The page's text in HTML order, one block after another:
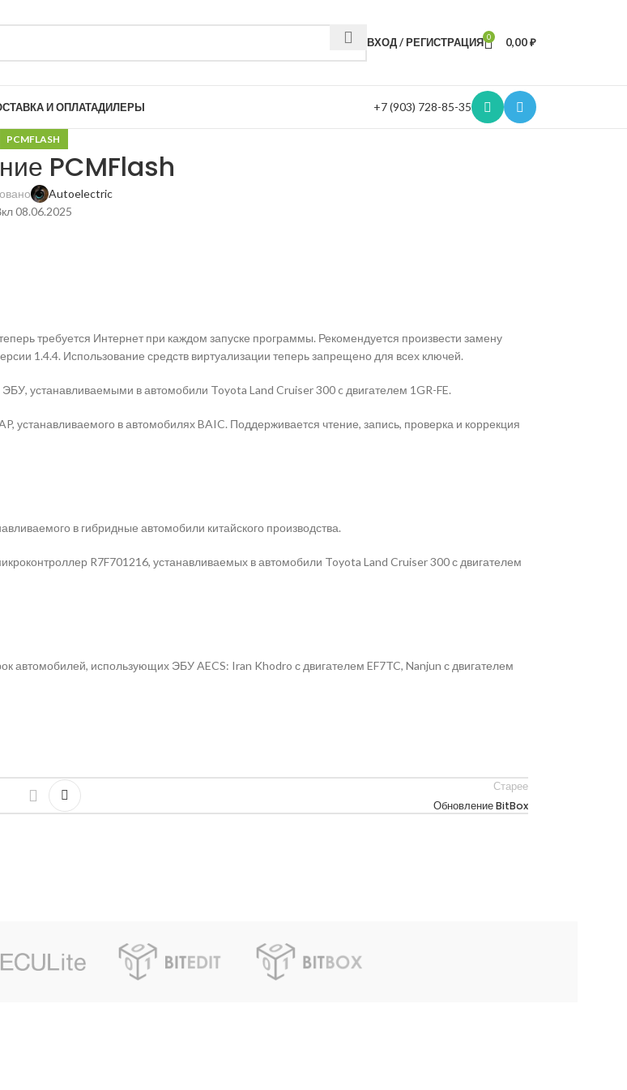
ВХОД / РЕГИСТРАЦИЯ 0 0,00₽
И ОПЛАТАДИЛЕРЫ +7 (903) 728-85-35
PCMFLASH
PCMFlash
Autoelectric
08.06.2025
требуется Интернет при каждом запуске программы. Рекомендуется произвести замену
1.4.4. Использование средств виртуализации теперь запрещено для всех ключей.
устанавливаемыми в автомобили Toyota Land Cruiser 300 c двигателем 1GR-FE.
в автомобилях BAIC. Поддерживается чтение, запись, проверка и коррекция
в гибридные автомобили китайского производства.
R7F701216, устанавливаемых в автомобили Toyota Land Cruiser 300 с двигателем
использующих ЭБУ AECS: Iran Khodro с двигателем EF7TC, Nanjun с двигателем
Старее
Обновление BitBox